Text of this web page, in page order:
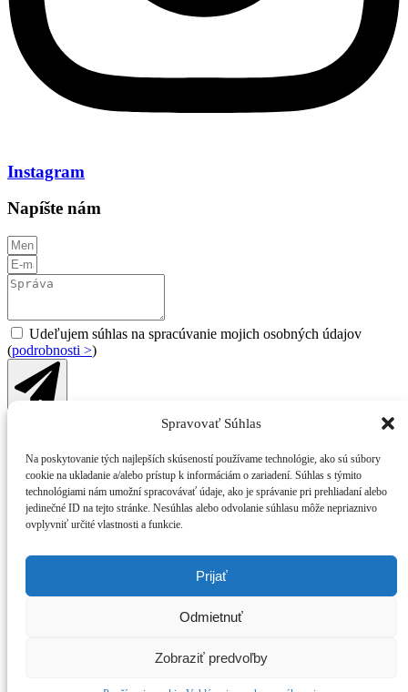
Spravovať Súhlas
Na poskytovanie tých najlepších skúseností používame technológie, ako sú súbory
cookie na ukladanie a/alebo prístup k informáciám o zariadení. Súhlas s týmito
technológiami nám umožní spracovávať údaje, ako je správanie pri prehliadaní alebo
jedinečné ID na tejto stránke. Nesúhlas alebo odvolanie súhlasu môže nepriaznivo
ovplyvniť určité vlastnosti a funkcie.
Prijať
Odmietnuť
Zobraziť predvoľby
Instagram
Napíšte nám
Udeľujem súhlas na spracúvanie mojich osobných údajov
(podrobnosti >)
Súhlas na spracúvanie osobných údajov
Udeľujem súhlas Sprostredkovateľovi: WFG reality, s.r.o.,
svojich osobných údajov uvedených v tomto formulári (kontaktné
osobné údaje, údaje o type služby a obsahu dopytu) na účel
evidencie a spracovania môjho dopytu na služby Sprostredkovateľa,
najmä na kontaktovanie ohľadom zaslaného dopytu a prejaveného
záujmu o služby Sprostredkovateľa, prípravu ponuky služieb
úkonov. Súhlasím s tým, aby Sprostredkovateľ spracúval moje